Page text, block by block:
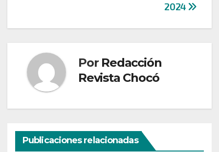
2024
Por Redacción
Revista Chocó
Publicaciones relacionadas